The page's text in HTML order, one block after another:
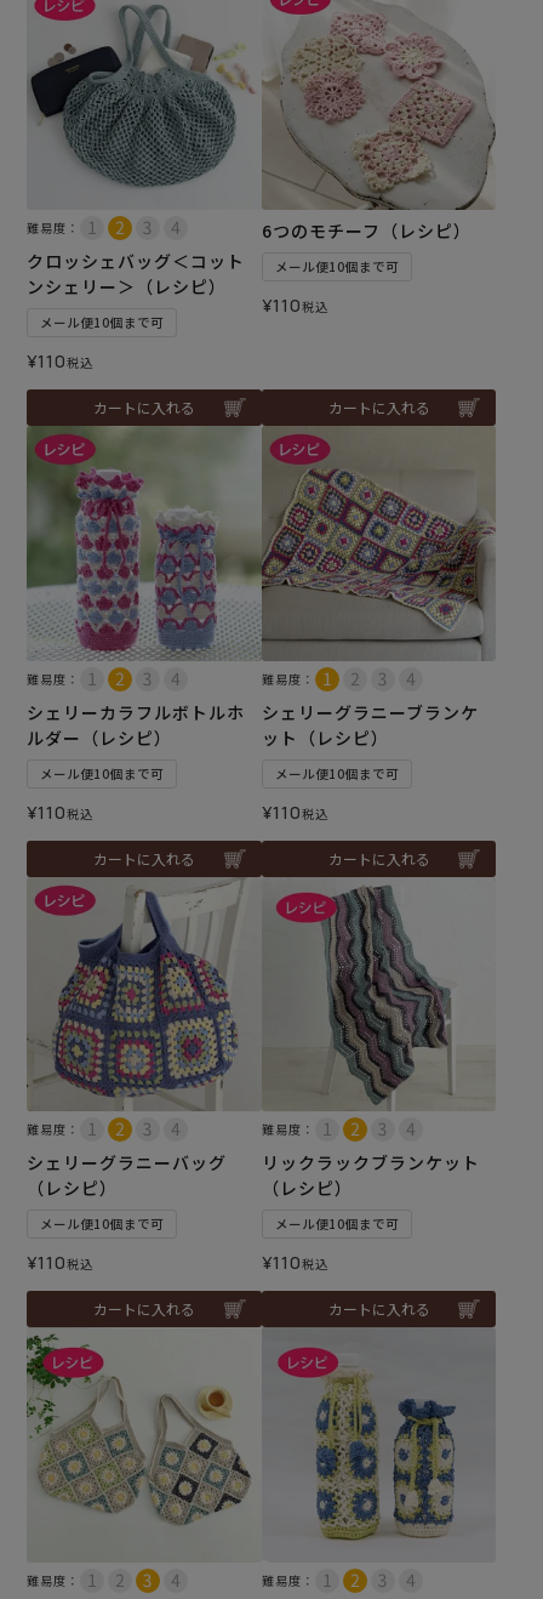
難易度：
クロッシェバッグ＜コット
ンシェリー＞（レシピ）
メール便10個まで可
¥110税込
カートに入れる
6つのモチーフ（レシピ）
メール便10個まで可
¥110税込
カートに入れる
難易度：
シェリーカラフルボトルホ
ルダー（レシピ）
メール便10個まで可
¥110税込
カートに入れる
難易度：
シェリーグラニーブランケ
ット（レシピ）
メール便10個まで可
¥110税込
カートに入れる
難易度：
シェリーグラニーバッグ
（レシピ）
メール便10個まで可
¥110税込
カートに入れる
難易度：
リックラックブランケット
（レシピ）
メール便10個まで可
¥110税込
カートに入れる
難易度： 難易度：